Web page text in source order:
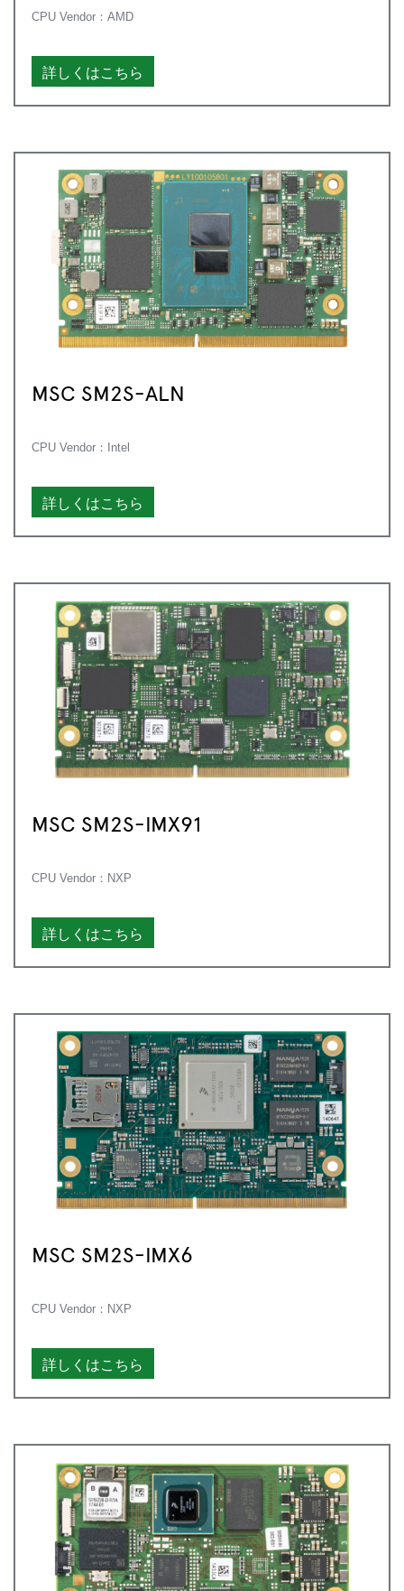
CPU Vendor：AMD
詳しくはこちら
MSC SM2S-ALN
CPU Vendor：Intel
詳しくはこちら
MSC SM2S-IMX91
CPU Vendor：NXP
詳しくはこちら
MSC SM2S-IMX6
CPU Vendor：NXP
詳しくはこちら